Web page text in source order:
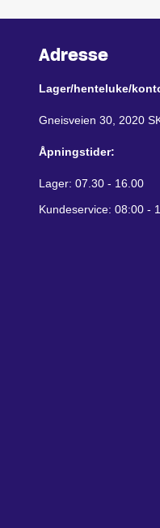
Adresse
Lager/henteluke/
Gneisveien 30, 2020
Åpningstider:
Lager: 07.30 - 16.00
Kundeservice: 08:00 -